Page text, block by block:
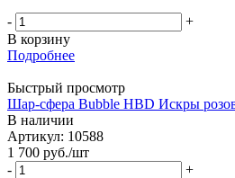
-
+
В корзину
Подробнее
Быстрый просмотр
Шар-сфера Bubble HBD Искры
В наличии
Артикул: 10588
1 700 руб./шт
-
+